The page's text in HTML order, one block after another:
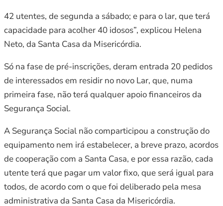
42 utentes, de segunda a sábado; e para o lar, que terá
capacidade para acolher 40 idosos”, explicou Helena
Neto, da Santa Casa da Misericórdia.
Só na fase de pré-inscrições, deram entrada 20 pedidos
de interessados em residir no novo Lar, que, numa
primeira fase, não terá qualquer apoio financeiros da
Segurança Social.
A Segurança Social não comparticipou a construção do
equipamento nem irá estabelecer, a breve prazo, acordos
de cooperação com a Santa Casa, e por essa razão, cada
utente terá que pagar um valor fixo, que será igual para
todos, de acordo com o que foi deliberado pela mesa
administrativa da Santa Casa da Misericórdia.